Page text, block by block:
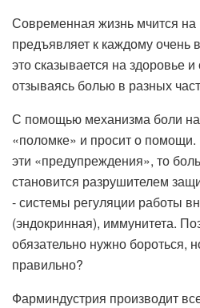
Современная жизнь мчится на
предъявляет к каждому очень
это сказывается на здоровье
отзываясь болью в разных
С помощью механизма боли
«поломке» и просит о помощи.
эти «предупреждения», то
становится разрушителем
- системы регуляции работы
(эндокринная), иммунитета.
обязательно нужно бороться,
правильно?
Фарминдустрия производит